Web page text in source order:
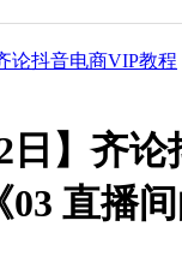
论抖音电商VIP教程
日】齐
直播